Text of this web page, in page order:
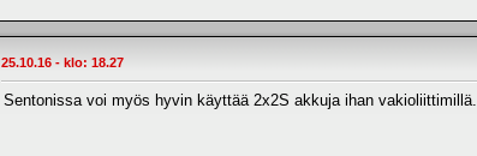
25.10.16 - klo: 18.27
Sentonissa voi myös hyvin käyttää 2x2S akkuja ihan vakioliittimillä.